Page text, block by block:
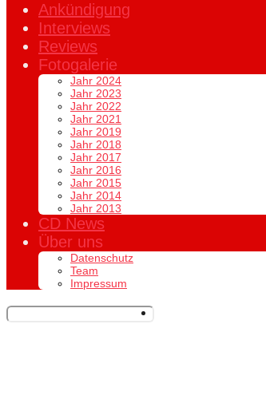
Ankündigung
Interviews
Reviews
Fotogalerie
Jahr 2024
Jahr 2023
Jahr 2022
Jahr 2021
Jahr 2019
Jahr 2018
Jahr 2017
Jahr 2016
Jahr 2015
Jahr 2014
Jahr 2013
CD News
Über uns
Datenschutz
Team
Impressum